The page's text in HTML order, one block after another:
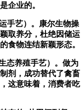
企业的。
艺）。康尔生物操
取养分，杜绝因储运
食物连结新颖形态。
养殖手艺）。做为
剂，成功替代了禽畜
这意味着，消费者吃